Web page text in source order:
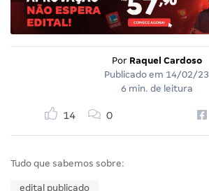
Por Raquel Cardoso
Publicado em 14/02/23
6 min. de leitura
14 0
Tudo que sabemos sobre:
edital publicado